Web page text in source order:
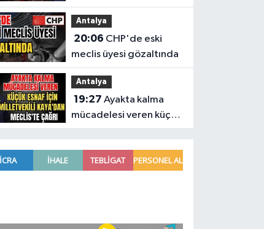
krizi yargıda!
Antalya
20:06
meclis üyesi gözaltında
Antalya
19:27
mücadelesi veren küçük
esnaf için Milletvekili
çağrı